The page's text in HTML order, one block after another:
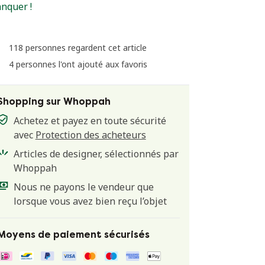
!
118 personnes regardent cet article
4 personnes l'ont ajouté aux favoris
sur Whoppah
Achetez et payez en toute sécurité
avec Protection des acheteurs
Articles de designer, sélectionnés par
Whoppah
Nous ne payons le vendeur que
lorsque vous avez bien reçu l’objet
de paiement sécurisés